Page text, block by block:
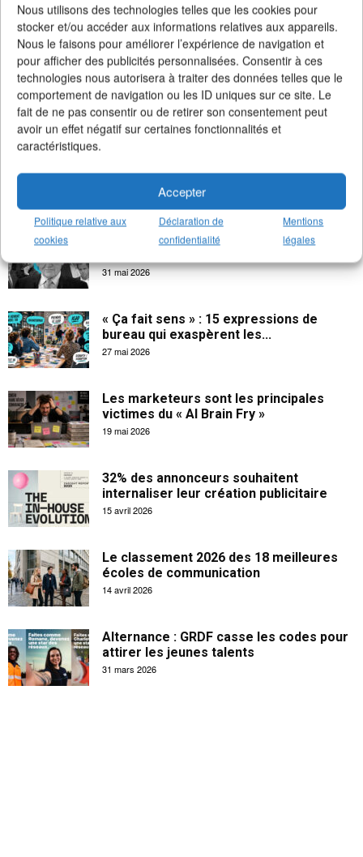
Nous utilisons des technologies telles que les cookies pour
stocker et/ou accéder aux informations relatives aux appareils.
Nous le faisons pour améliorer l’expérience de navigation et
pour afficher des publicités personnalisées. Consentir à ces
technologies nous autorisera à traiter des données telles que le
comportement de navigation ou les ID uniques sur ce site. Le
fait de ne pas consentir ou de retirer son consentement peut
avoir un effet négatif sur certaines fonctionnalités et
caractéristiques.
Accepter
Politique relative aux
cookies
Déclaration de
confidentialité
Mentions
légales
l’économie française
Les salaires indécents des CEOs dans la
31 mai 2026
« Ça fait sens » : 15 expressions de
bureau qui exaspèrent les...
27 mai 2026
Les marketeurs sont les principales
victimes du « AI Brain Fry »
19 mai 2026
32% des annonceurs souhaitent
internaliser leur création publicitaire
15 avril 2026
Le classement 2026 des 18 meilleures
écoles de communication
14 avril 2026
Alternance : GRDF casse les codes pour
attirer les jeunes talents
31 mars 2026